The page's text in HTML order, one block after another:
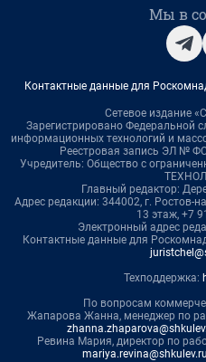
Мы в
Контактные данные для
Сетевое издание
Зарегистрировано Федеральной
информационных технологий и
Реестровая запись ЭЛ №
Учредитель: Общество с
Главный редактор:
Адрес редакции: 344002, г. Ростов-
13 этаж, +7
Электронный адрес
Контактные данные для
Техподдержка:
По вопросам
Жапарова Жанна, менеджер по
Ревина Мария, директор по
mariya.revina@shkulev.ru